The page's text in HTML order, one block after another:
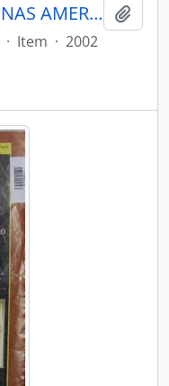
LIAMES LÍNGUAS INDÍGENAS AMERICANAS - CAMPINAS SP UNICAMP INSTITUTO DE EST - 2002 - Nº02
· Item · 2002